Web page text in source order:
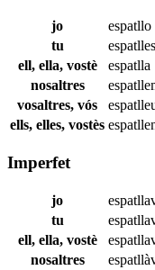
jo
espatllo
tu
espatlles
ell, ella, vostè
espatlla
nosaltres
vosaltres, vós
ells, elles, vostès
Imperfet
jo
tu
ell, ella, vostè
nosaltres